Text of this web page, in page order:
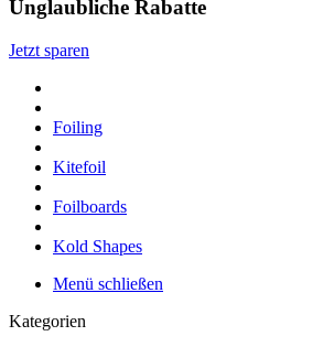
Unglaubliche Rabatte
Jetzt sparen
Foiling
Kitefoil
Foilboards
Kold Shapes
Menü schließen
Kategorien